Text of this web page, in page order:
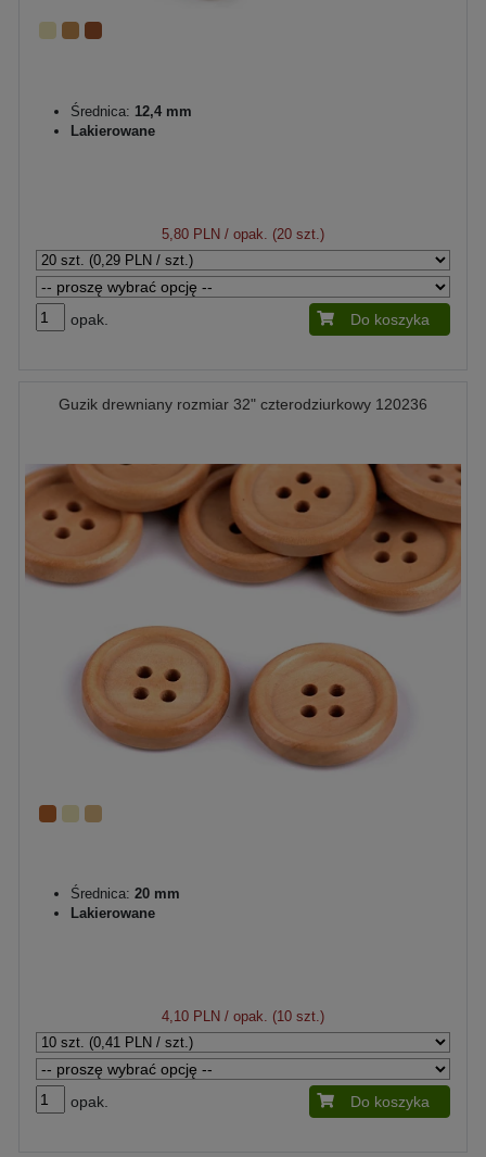
Średnica: 12,4 mm
Lakierowane
5,80 PLN / opak. (20 szt.)
opak. Do koszyka
Guzik drewniany rozmiar 32" czterodziurkowy 120236
Średnica: 20 mm
Lakierowane
4,10 PLN / opak. (10 szt.)
opak. Do koszyka